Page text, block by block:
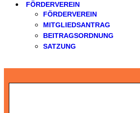
FÖRDERVEREIN
FÖRDERVEREIN
MITGLIEDSANTRAG
BEITRAGSORDNUNG
SATZUNG